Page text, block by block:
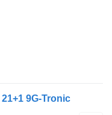
9G-Tronic